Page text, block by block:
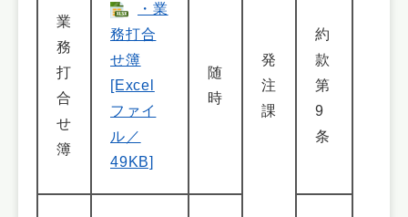
発
注
課
業
務
打
合
せ
簿
・業
務打合
せ簿
[Excel
ファイ
ル／
49KB]
随
時
約
款
第
9
条